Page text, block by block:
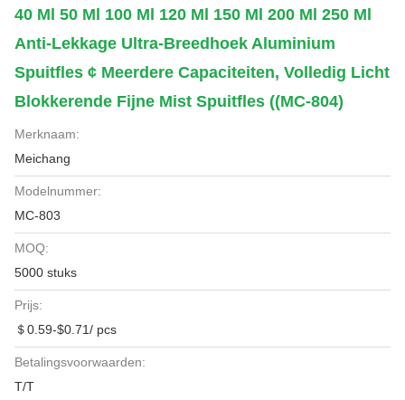
40 Ml 50 Ml 100 Ml 120 Ml 150 Ml 200 Ml 250 Ml
Anti-Lekkage Ultra-Breedhoek Aluminium
Spuitfles ¢ Meerdere Capaciteiten, Volledig Licht
Blokkerende Fijne Mist Spuitfles ((MC-804)
Merknaam:
Meichang
Modelnummer:
MC-803
MOQ:
5000 stuks
Prijs:
＄0.59-$0.71/ pcs
Betalingsvoorwaarden:
T/T